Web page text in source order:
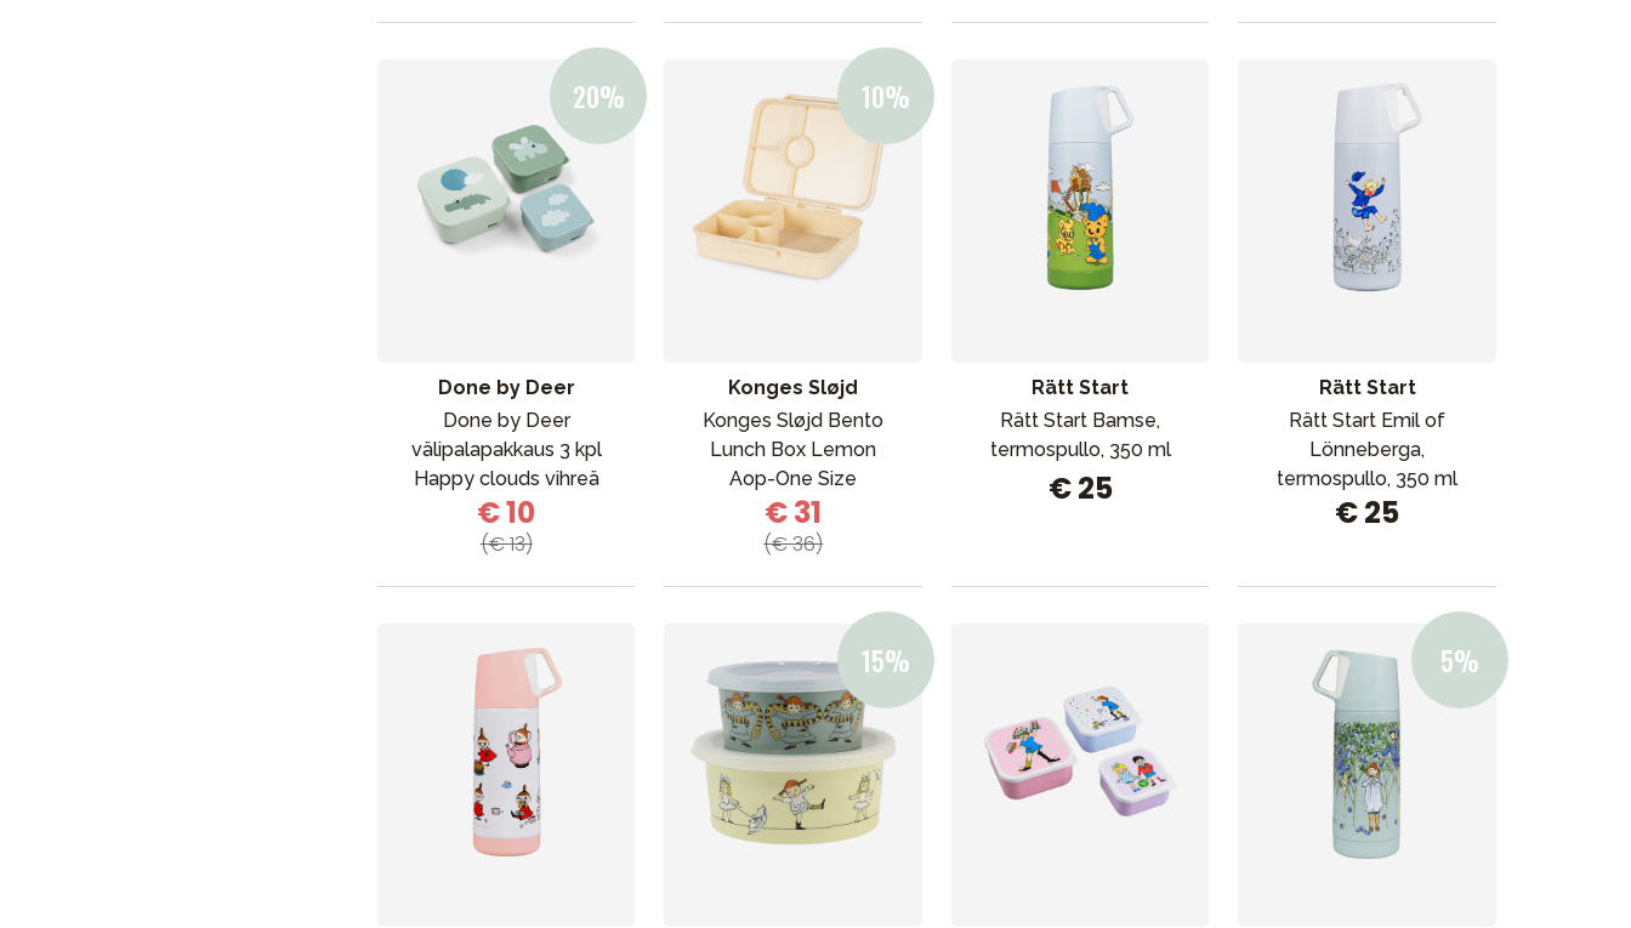
Done by Deer
Done by Deer
välipalapakkaus 3 kpl
Happy clouds vihreä
€ 10
(€ 13)
Konges Sløjd
Konges Sløjd Bento
Lunch Box Lemon
Aop-One Size
€ 31
(€ 36)
Rätt Start
Rätt Start Bamse,
termospullo, 350 ml
€ 25
Rätt Start
Rätt Start Emil of
Lönneberga,
termospullo, 350 ml
€ 25
Vauvan paketti
Varaosat
Tavaramerkit